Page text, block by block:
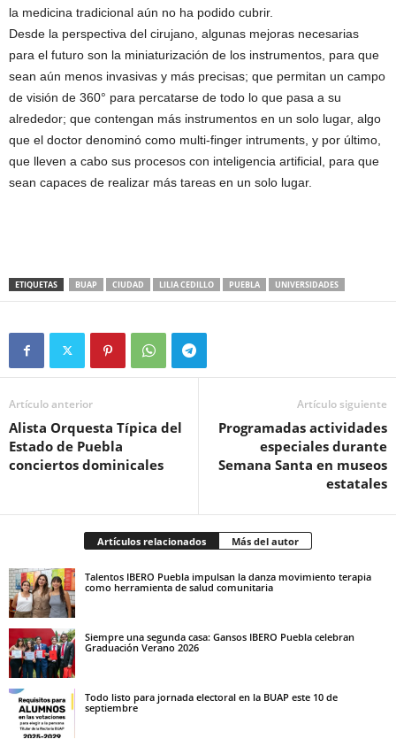
la medicina tradicional aún no ha podido cubrir.
Desde la perspectiva del cirujano, algunas mejoras necesarias
para el futuro son la miniaturización de los instrumentos, para que
sean aún menos invasivas y más precisas; que permitan un campo
de visión de 360° para percatarse de todo lo que pasa a su
alrededor; que contengan más instrumentos en un solo lugar, algo
que el doctor denominó como multi-finger intruments, y por último,
que lleven a cabo sus procesos con inteligencia artificial, para que
sean capaces de realizar más tareas en un solo lugar.
ETIQUETAS BUAP CIUDAD LILIA CEDILLO PUEBLA UNIVERSIDADES
Artículo anterior
Alista Orquesta Típica del
Estado de Puebla
conciertos dominicales
Artículo siguiente
Programadas actividades
especiales durante
Semana Santa en museos
estatales
Artículos relacionados Más del autor
Talentos IBERO Puebla impulsan la danza movimiento terapia
como herramienta de salud comunitaria
Siempre una segunda casa: Gansos IBERO Puebla celebran
Graduación Verano 2026
Todo listo para jornada electoral en la BUAP este 10 de
septiembre